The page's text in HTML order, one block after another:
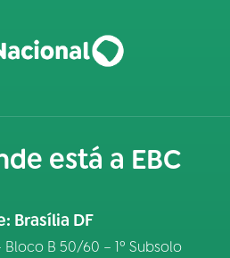
está a EBC
Brasília DF
Bloco B 50/60 – 1º Subsolo